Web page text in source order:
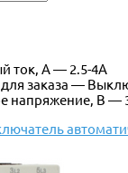
ток, А — 2.5-4А
заказа —
напряжение, В —